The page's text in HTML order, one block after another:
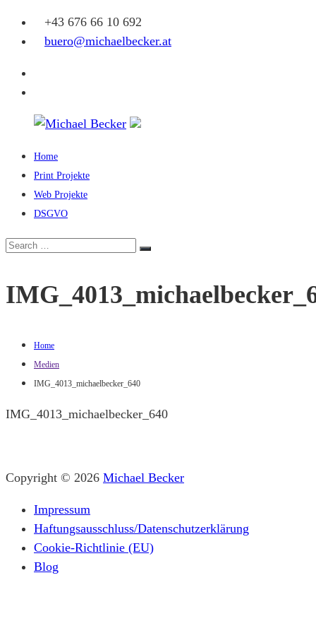
Skip
+43 676 66 10 692
buero@michaelbecker.at
Michael
Becker
Eine
weitere
WordPress-
Home
Print Projekte
Web Projekte
DSGVO
Search
Search
Home
Medien
IMG_4013_michaelbecker_640
IMG_4013_michaelbecker_640
Copyright © 2026 Michael Becker
Impressum
Haftungsausschluss/Datenschutzerklärung
Cookie-Richtlinie (EU)
Blog